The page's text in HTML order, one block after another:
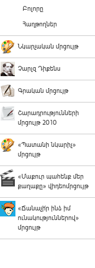
Բոլորը
Հաղթողներ
Նկարչական մրցույթ
Չարլզ Դիքենս
Գրական մրցույթ
Շարադրությունների
մրցույթ 2010
«Պատանի նկարիչ»
մրցույթ
«Մաքուր պահենք մեր
քաղաքը» վիդեոմրցույթ
«Ճանաչի՛ր ինձ իմ
ունակություններով»
մրցույթ